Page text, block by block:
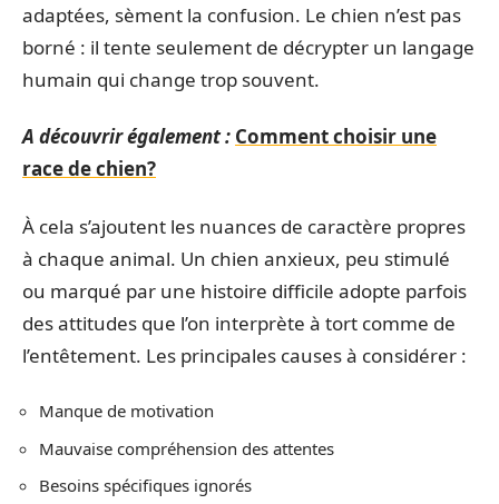
adaptées, sèment la confusion. Le chien n’est pas
borné : il tente seulement de décrypter un langage
humain qui change trop souvent.
A découvrir également : Comment choisir une
race de chien?
À cela s’ajoutent les nuances de caractère propres
à chaque animal. Un chien anxieux, peu stimulé
ou marqué par une histoire difficile adopte parfois
des attitudes que l’on interprète à tort comme de
l’entêtement. Les principales causes à considérer :
Manque de motivation
Mauvaise compréhension des attentes
Besoins spécifiques ignorés